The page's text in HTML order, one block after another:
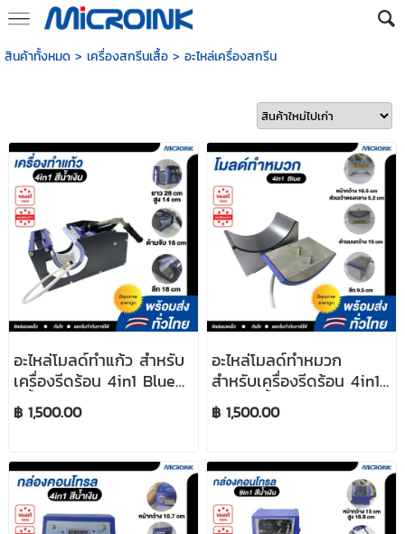
สินค้าทั้งหมด> เครื่องสกรีนเสื้อ> อะไหล่เครื่องสกรีน
อะไหล่โมลด์ทำแก้ว สำหรับ
เครื่องรีดร้อน 4in1 Blue
สีน้ำเงิน
฿ 1,500.00
อะไหล่โมลด์ทำหมวก
สำหรับเครื่องรีดร้อน 4in1
Blue สีน้ำเงิน
฿ 1,500.00